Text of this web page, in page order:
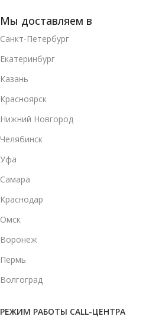
Мы доставляем в
Санкт-Петербург
Екатеринбург
Казань
Красноярск
Нижний Новгород
Челябинск
Уфа
Самара
Краснодар
Омск
Воронеж
Пермь
Волгоград
РЕЖИМ РАБОТЫ CALL-ЦЕНТРА